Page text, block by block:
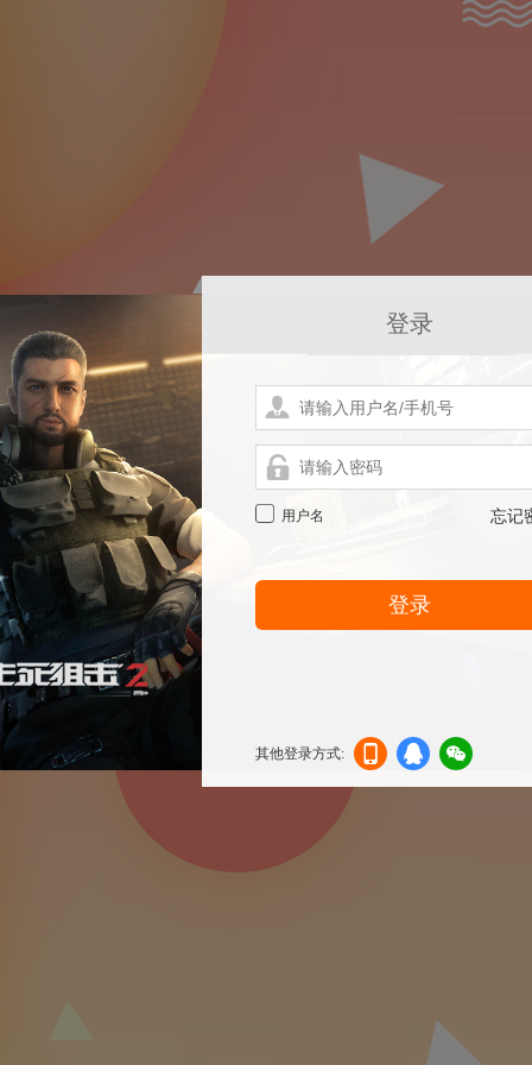
登录
用户名 忘记
登录
其他登录方式:
机登
登录
信登